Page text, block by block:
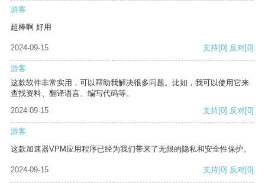
游客
超棒啊 好用
2024-09-15 支持[0] 反对[0]
游客
这款软件非常实用，可以帮助我解决很多问题。比如，我可以使用它来
查找资料、翻译语言、编写代码等。
2024-09-15
支持[0] 反对[0]
游客
这款加速器VPM应用程序已经为我们带来了无限的隐私和安全性保护。
2024-09-15 支持[0] 反对[0]